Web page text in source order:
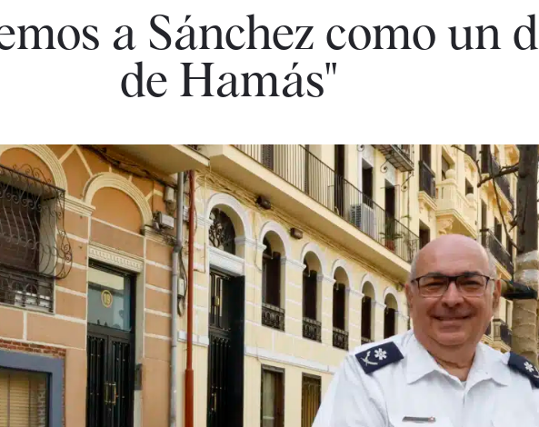
a Sánchez como un
de Hamás"